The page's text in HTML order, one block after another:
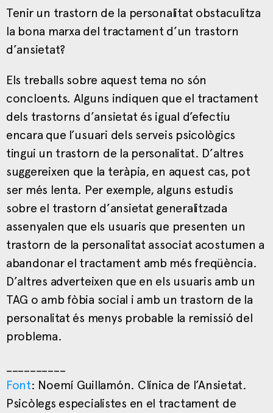
Tenir un trastorn de la personalitat obstaculitza
la bona marxa del tractament d’un trastorn
d’ansietat?
Els treballs sobre aquest tema no són
concloents. Alguns indiquen que el tractament
dels trastorns d’ansietat és igual d’efectiu
encara que l’usuari dels serveis psicològics
tingui un trastorn de la personalitat. D’altres
suggereixen que la teràpia, en aquest cas, pot
ser més lenta. Per exemple, alguns estudis
sobre el trastorn d’ansietat generalitzada
assenyalen que els usuaris que presenten un
trastorn de la personalitat associat acostumen a
abandonar el tractament amb més freqüència.
D’altres adverteixen que en els usuaris amb un
TAG o amb fòbia social i amb un trastorn de la
personalitat és menys probable la remissió del
problema.
Font: Noemí Guillamón. Clínica de l’Ansietat.
Psicòlegs especialistes en el tractament de